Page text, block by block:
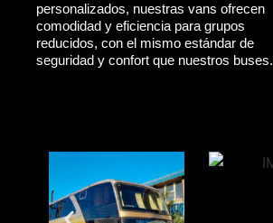
personalizados, nuestras vans ofrecen
comodidad y eficiencia para grupos
reducidos, con el mismo estándar de
seguridad y confort que nuestros buses.